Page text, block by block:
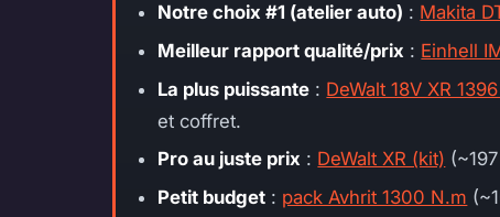
Notre choix #1 (atelier auto) : Makita
Meilleur rapport qualité/prix : Einhell
La plus puissante : DeWalt 18V XR
et coffret.
Pro au juste prix : DeWalt XR (kit)
Petit budget : pack Avhrit 1300 N.m